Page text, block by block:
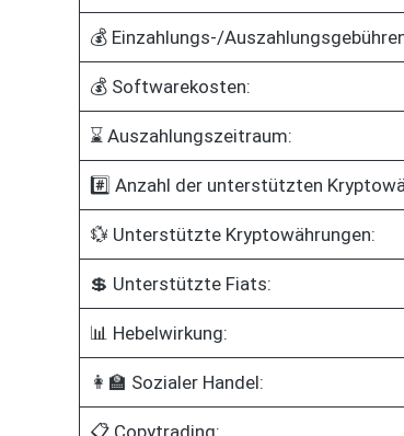
💰 Einzahlungs-/
💰 Softwarekosten:
⌛ Auszahlungszeitraum:
#️⃣ Anzahl der unterstützten
💱 Unterstützte Kryptowährungen:
💲 Unterstützte Fiats:
📊 Hebelwirkung:
👩‍🏫 Sozialer Handel:
📋 Copytrading: